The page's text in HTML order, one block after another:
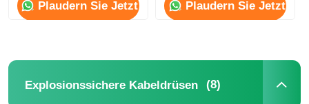
Plaudern Sie Jetzt Plaudern Sie Jetzt
Explosionssichere Kabeldrüsen (8)